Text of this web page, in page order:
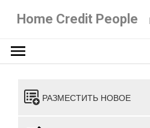
Home Credit People
РАЗМЕСТИТЬ НОВОЕ